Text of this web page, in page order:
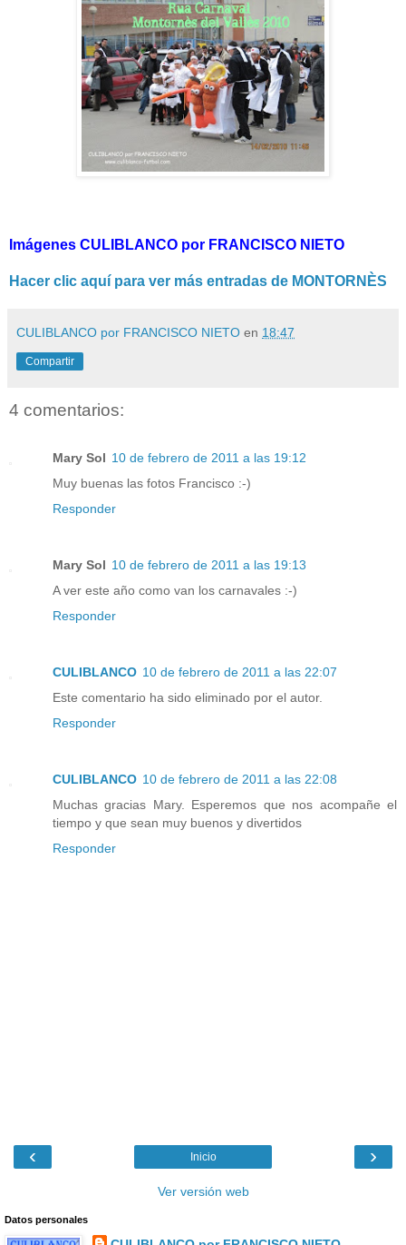
Imágenes CULIBLANCO por FRANCISCO NIETO
Hacer clic aquí para ver más entradas de MONTORNÈS
CULIBLANCO por FRANCISCO NIETO en 18:47
Compartir
4 comentarios:
Mary Sol 10 de febrero de 2011 a las 19:12
Muy buenas las fotos Francisco :-)
Responder
Mary Sol 10 de febrero de 2011 a las 19:13
A ver este año como van los carnavales :-)
Responder
CULIBLANCO 10 de febrero de 2011 a las 22:07
Este comentario ha sido eliminado por el autor.
Responder
CULIBLANCO 10 de febrero de 2011 a las 22:08
Muchas gracias Mary. Esperemos que nos acompañe el
tiempo y que sean muy buenos y divertidos
Responder
‹ ›
Inicio
Ver versión web
Datos personales